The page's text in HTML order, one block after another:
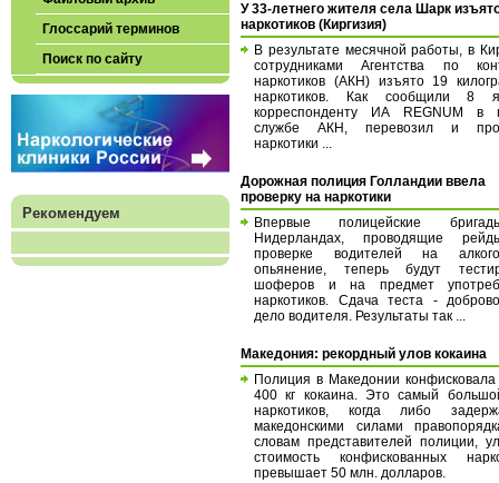
Глоссарий терминов
Поиск по сайту
Рекомендуем
У 33-летнего жителя села Шарк
наркотиков (Киргизия)
В результате месячной работы, в
сотрудниками Агентства по
наркотиков (АКН) изъято 19
наркотиков. Как сообщили 8
корреспонденту ИА REGNUM в
службе АКН, перевозил и
наркотики ...
Дорожная полиция Голландии ввела
проверку на наркотики
Впервые полицейские
Нидерландах, проводящие
проверке водителей на
опьянение, теперь будут
шоферов и на предмет
наркотиков. Сдача теста -
дело водителя. Результаты так ...
Македония: рекордный улов кокаина
Полиция в Македонии конфисковала
400 кг кокаина. Это самый
наркотиков, когда либо
македонскими силами
словам представителей полиции,
стоимость конфискованных
превышает 50 млн. долларов.